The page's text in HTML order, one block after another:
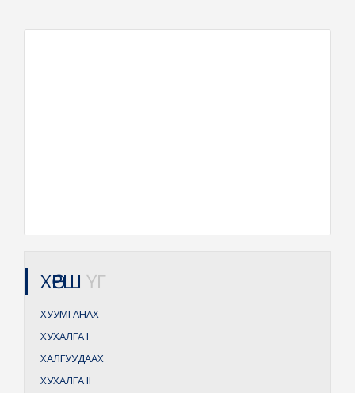
ХӨРШ ҮГ
ХУУМГАНАХ
ХУХАЛГАI
ХАЛГУУДААХ
ХУХАЛГАII